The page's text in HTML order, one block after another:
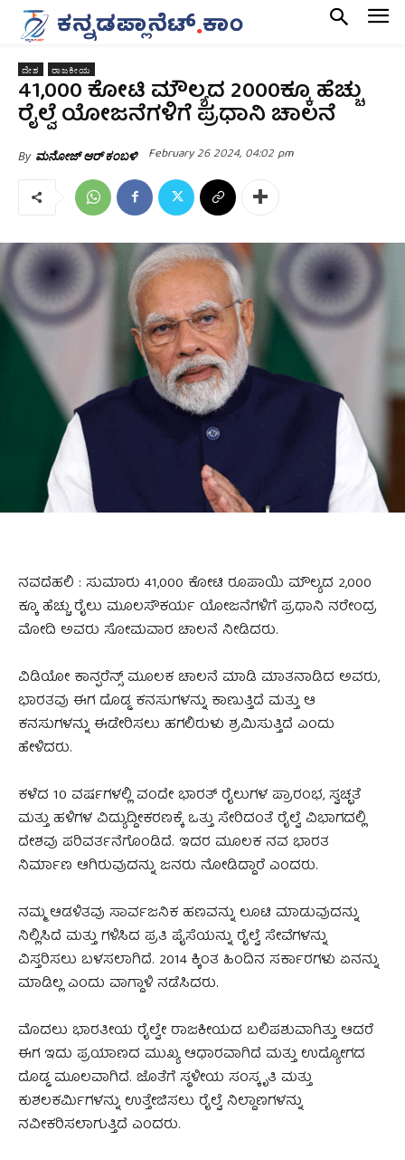
ದೇಶ ರಾಜಕೀಯ
41,000 ಕೋಟಿ ಮೌಲ್ಯದ 2000ಕ್ಕೂ ಹೆಚ್ಚು
ರೈಲ್ವೆ ಯೋಜನೆಗಳಿಗೆ ಪ್ರಧಾನಿ ಚಾಲನೆ
By ಮನೋಜ್ ಆರ್ ಕಂಬಳಿ February 26 2024, 04:02 pm
ನವದೆಹಲಿ : ಸುಮಾರು 41,000 ಕೋಟಿ ರೂಪಾಯಿ ಮೌಲ್ಯದ 2,000
ಕ್ಕೂ ಹೆಚ್ಚು ರೈಲು ಮೂಲಸೌಕರ್ಯ ಯೋಜನೆಗಳಿಗೆ ಪ್ರಧಾನಿ ನರೇಂದ್ರ
ಮೋದಿ ಅವರು ಸೋಮವಾರ ಚಾಲನೆ ನೀಡಿದರು.
ವಿಡಿಯೋ ಕಾನ್ಫರೆನ್ಸ್‌ ಮೂಲಕ ಚಾಲನೆ ಮಾಡಿ ಮಾತನಾಡಿದ ಅವರು,
ಭಾರತವು ಈಗ ದೊಡ್ಡ ಕನಸುಗಳನ್ನು ಕಾಣುತ್ತಿದೆ ಮತ್ತು ಆ
ಕನಸುಗಳನ್ನು ಈಡೇರಿಸಲು ಹಗಲಿರುಳು ಶ್ರಮಿಸುತ್ತಿದೆ ಎಂದು
ಹೇಳಿದರು.
ಕಳೆದ 10 ವರ್ಷಗಳಲ್ಲಿ ವಂದೇ ಭಾರತ್ ರೈಲುಗಳ ಪ್ರಾರಂಭ, ಸ್ವಚ್ಛತೆ
ಮತ್ತು ಹಳಿಗಳ ವಿದ್ಯುದ್ದೀಕರಣಕ್ಕೆ ಒತ್ತು ಸೇರಿದಂತೆ ರೈಲ್ವೆ ವಿಭಾಗದಲ್ಲಿ
ದೇಶವು ಪರಿವರ್ತನೆಗೊಂಡಿದೆ. ಇದರ ಮೂಲಕ ನವ ಭಾರತ
ನಿರ್ಮಾಣ ಆಗಿರುವುದನ್ನು ಜನರು ನೋಡಿದ್ದಾರೆ ಎಂದರು.
ನಮ್ಮ ಆಡಳಿತವು ಸಾರ್ವಜನಿಕ ಹಣವನ್ನು ಲೂಟಿ ಮಾಡುವುದನ್ನು
ನಿಲ್ಲಿಸಿದೆ ಮತ್ತು ಗಳಿಸಿದ ಪ್ರತಿ ಪೈಸೆಯನ್ನು ರೈಲ್ವೆ ಸೇವೆಗಳನ್ನು
ವಿಸ್ತರಿಸಲು ಬಳಸಲಾಗಿದೆ. 2014 ಕ್ಕಿಂತ ಹಿಂದಿನ ಸರ್ಕಾರಗಳು ಏನನ್ನು
ಮಾಡಿಲ್ಲ ಎಂದು ವಾಗ್ದಾಳಿ ನಡೆಸಿದರು.
ಮೊದಲು ಭಾರತೀಯ ರೈಲ್ವೇ ರಾಜಕೀಯದ ಬಲಿಪಶುವಾಗಿತ್ತು ಆದರೆ
ಈಗ ಇದು ಪ್ರಯಾಣದ ಮುಖ್ಯ ಆಧಾರವಾಗಿದೆ ಮತ್ತು ಉದ್ಯೋಗದ
ದೊಡ್ಡ ಮೂಲವಾಗಿದೆ. ಜೊತೆಗೆ ಸ್ಥಳೀಯ ಸಂಸ್ಕೃತಿ ಮತ್ತು
ಕುಶಲಕರ್ಮಿಗಳನ್ನು ಉತ್ತೇಜಿಸಲು ರೈಲ್ವೆ ನಿಲ್ದಾಣಗಳನ್ನು
ನವೀಕರಿಸಲಾಗುತ್ತಿದೆ ಎಂದರು.